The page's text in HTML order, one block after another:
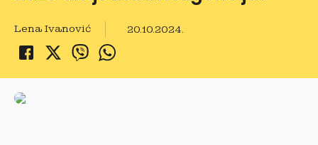
Lena Ivanović 20.10.2024.